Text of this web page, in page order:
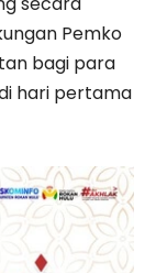
Pemko
bagi para
hari pertama